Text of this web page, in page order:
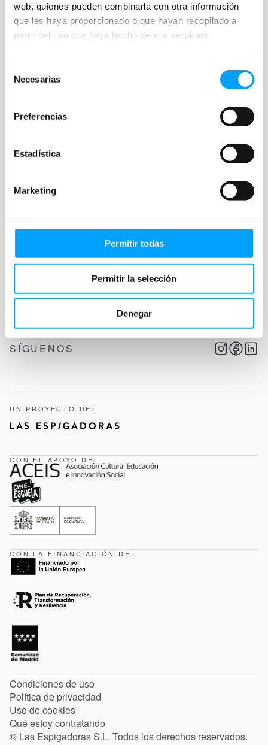
web, quienes pueden combinarla con otra información
que les haya proporcionado o que hayan recopilado a
partir del uso que haya hecho de sus servicios.
Necesarias
Preferencias
Estadística
Marketing
Permitir todas
Permitir la selección
Denegar
Actividades
Programas
Películas
Recursos
Organizaciones
Cines colaboradores
Nos encargamos de todo: programación de cine,
audiovisual para acompañarte.
ESCRÍBENOS
SÍGUENOS
UN PROYECTO DE:
CON EL APOYO DE:
CON LA FINANCIACIÓN DE:
Condiciones de uso
Política de privacidad
Uso de cookies
Qué estoy contratando
© Las Espigadoras S.L. Todos los derechos reservados.